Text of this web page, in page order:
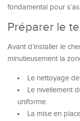
fondamental pour
Préparer le
Avant d’installer le
minutieusement la
Le nettoyage
Le nivellement
uniforme.
La mise en